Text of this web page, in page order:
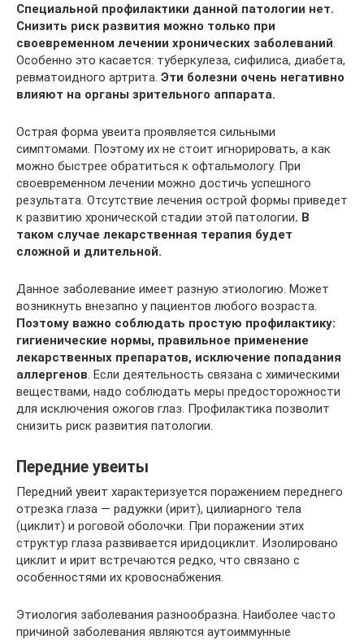
Специальной профилактики данной патологии нет.
Снизить риск развития можно только при
своевременном лечении хронических заболеваний.
Особенно это касается: туберкулеза, сифилиса, диабета,
ревматоидного артрита. Эти болезни очень негативно
влияют на органы зрительного аппарата.
Острая форма увеита проявляется сильными
симптомами. Поэтому их не стоит игнорировать, а как
можно быстрее обратиться к офтальмологу. При
своевременном лечении можно достичь успешного
результата. Отсутствие лечения острой формы приведет
к развитию хронической стадии этой патологии. В
таком случае лекарственная терапия будет
сложной и длительной.
Данное заболевание имеет разную этиологию. Может
возникнуть внезапно у пациентов любого возраста.
Поэтому важно соблюдать простую профилактику:
гигиенические нормы, правильное применение
лекарственных препаратов, исключение попадания
аллергенов. Если деятельность связана с химическими
веществами, надо соблюдать меры предосторожности
для исключения ожогов глаз. Профилактика позволит
снизить риск развития патологии.
Передние увеиты
Передний увеит характеризуется поражением переднего
отрезка глаза — радужки (ирит), цилиарного тела
(циклит) и роговой оболочки. При поражении этих
структур глаза развивается иридоциклит. Изолировано
циклит и ирит встречаются редко, что связано с
особенностями их кровоснабжения.
Этиология заболевания разнообразна. Наиболее часто
причиной заболевания являются аутоиммунные